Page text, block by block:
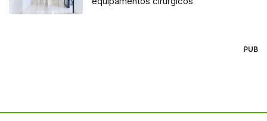
PUB